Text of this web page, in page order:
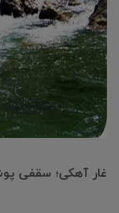
غار آهکی؛ سقفی